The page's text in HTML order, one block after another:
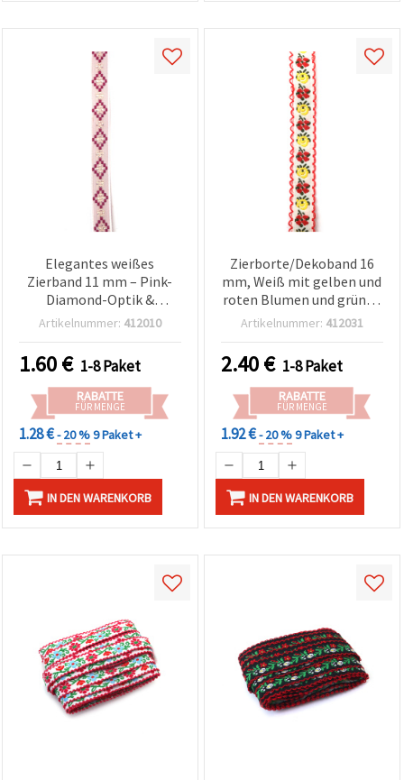
Elegantes weißes
Zierband 11 mm – Pink-
Diamond-Optik &
metallicfarbene Akzente,
DIY-Projekte
Artikelnummer: 412010
1.60€ 1-8 Paket
RABATTE
FÜR MENGE
1.28 €- 20 %9 Paket +
IN DEN WARENKORB
Zierborte/Dekoband 16
mm, Weiß mit gelben und
roten Blumen und grünen
Blättern – 5 m
Artikelnummer: 412031
2.40€ 1-8 Paket
RABATTE
FÜR MENGE
1.92 €- 20 %9 Paket +
IN DEN WARENKORB